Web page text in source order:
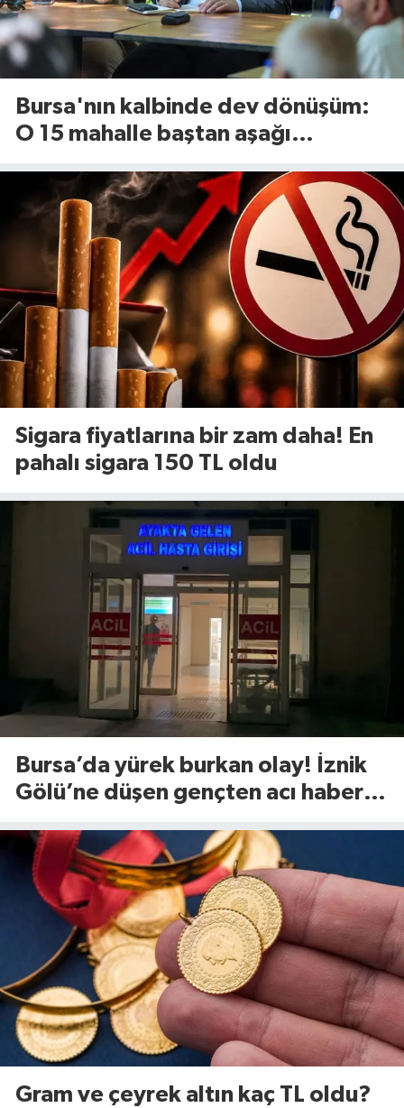
Bursa'nın kalbinde dev dönüşüm:
O 15 mahalle baştan aşağı
Sigara fiyatlarına bir zam daha! En
pahalı sigara 150 TL oldu
Bursa’da yürek burkan olay! İznik
Gölü’ne düşen gençten acı haber
Gram ve çeyrek altın kaç TL oldu?